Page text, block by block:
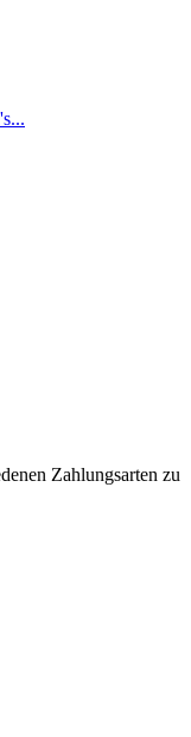
Zahlungsarten zu